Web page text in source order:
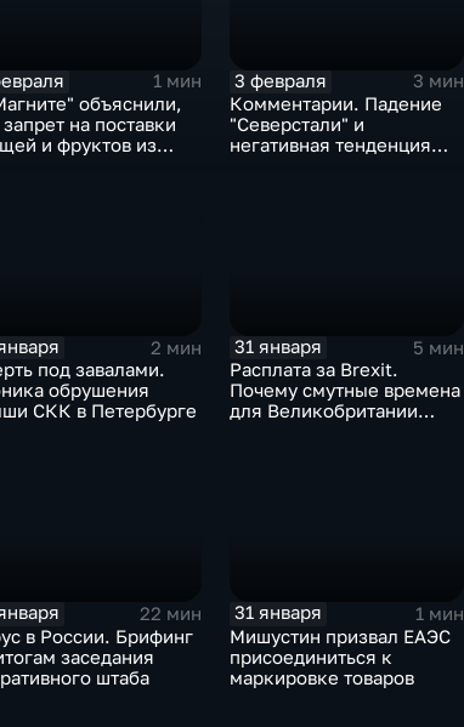
1 мин
объяснили,
на поставки
и фруктов из
3 февраля
3 мин
Комментарии. Падение
"Северстали" и
негативная тенденция
2 мин
под завалами.
обрушения
СКК в Петербурге
31 января
5 мин
Расплата за Brexit.
Почему смутные времена
для Великобритании
22 мин
в России. Брифинг
заседания
штаба
31 января
1 мин
Мишустин призвал ЕАЭС
присоединиться к
маркировке товаров